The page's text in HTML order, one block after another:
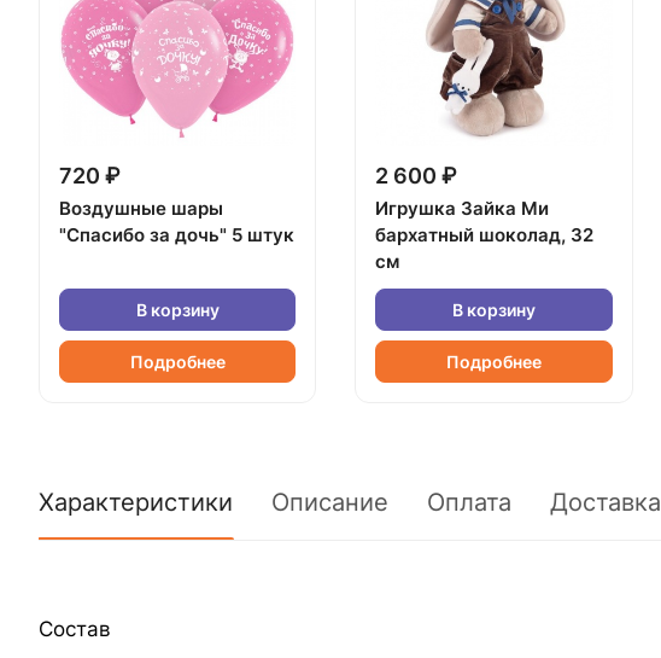
720 ₽
Воздушные шары
"Спасибо за дочь" 5 штук
В корзину
Подробнее
2 600 ₽
Игрушка Зайка Ми
бархатный шоколад, 32
см
В корзину
Подробнее
Характеристики Описание Оплата Доставка
Состав